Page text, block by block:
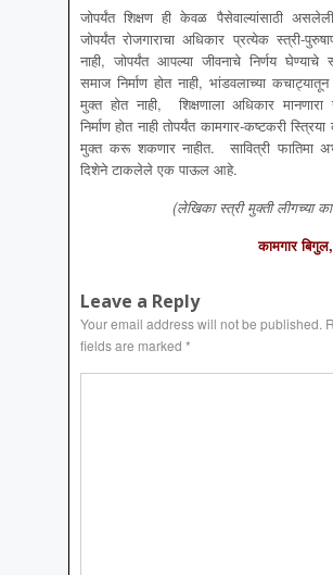
जोपर्यंत शिक्षण ही केवळ पैसेवाल्यांसाठी
जोपर्यंत रोजगाराचा अधिकार प्रत्येक स्त्री-
नाही, जोपर्यंत आपल्या जीवनाचे निर्णय घेण्याचे
समाज निर्माण होत नाही, भांडवलाच्या कचाट्यातून
मुक्त होत नाही, शिक्षणाला अधिकार मानणारा
निर्माण होत नाही तोपर्यंत कामगार-कष्टकरी
मुक्त करू शकणार नाहीत. सावित्री फातिमा
दिशेने टाकलेले एक पाऊल आहे.
(लेखिका स्त्री मुक्ती लीगच्या
कामगार
Leave a Reply
Your email address will not be published.
fields are marked *